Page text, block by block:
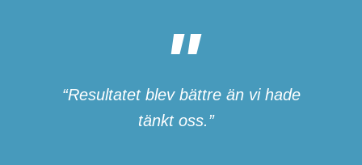
“Resultatet blev bättre än vi hade
tänkt oss.”